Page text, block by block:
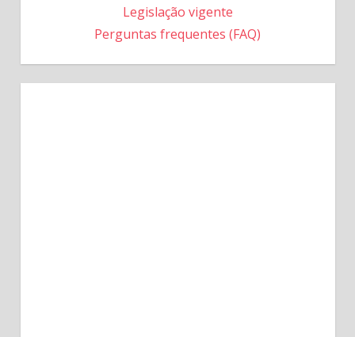
Legislação vigente
Perguntas frequentes (FAQ)